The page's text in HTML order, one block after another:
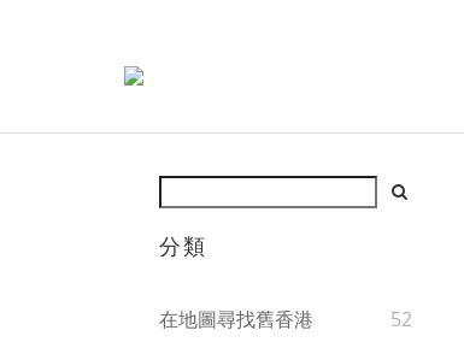
分類
在地圖尋找舊香港
52